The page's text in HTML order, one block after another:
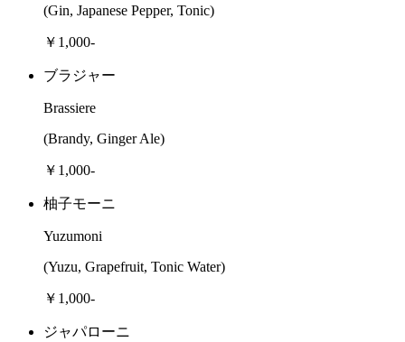
(Gin, Japanese Pepper, Tonic)
￥1,000-
ブラジャー
Brassiere
(Brandy, Ginger Ale)
￥1,000-
柚子モーニ
Yuzumoni
(Yuzu, Grapefruit, Tonic Water)
￥1,000-
ジャパローニ